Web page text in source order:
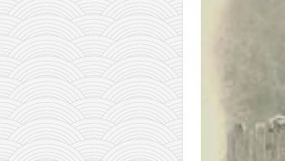
zakonopravilo
duhovni otac
pravoslavlje
zabranjena istorija
ćirilica